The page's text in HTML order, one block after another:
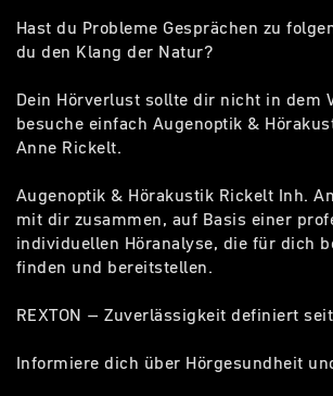
Hast du Probleme Gesprächen zu
du den Klang der Natur?
Dein Hörverlust sollte dir nicht in dem
besuche einfach Augenoptik &
Anne Rickelt.
Augenoptik & Hörakustik Rickelt Inh.
mit dir zusammen, auf Basis einer
individuellen Höranalyse, die für dich
finden und bereitstellen.
REXTON – Zuverlässigkeit definiert
Informiere dich über Hörgesundheit